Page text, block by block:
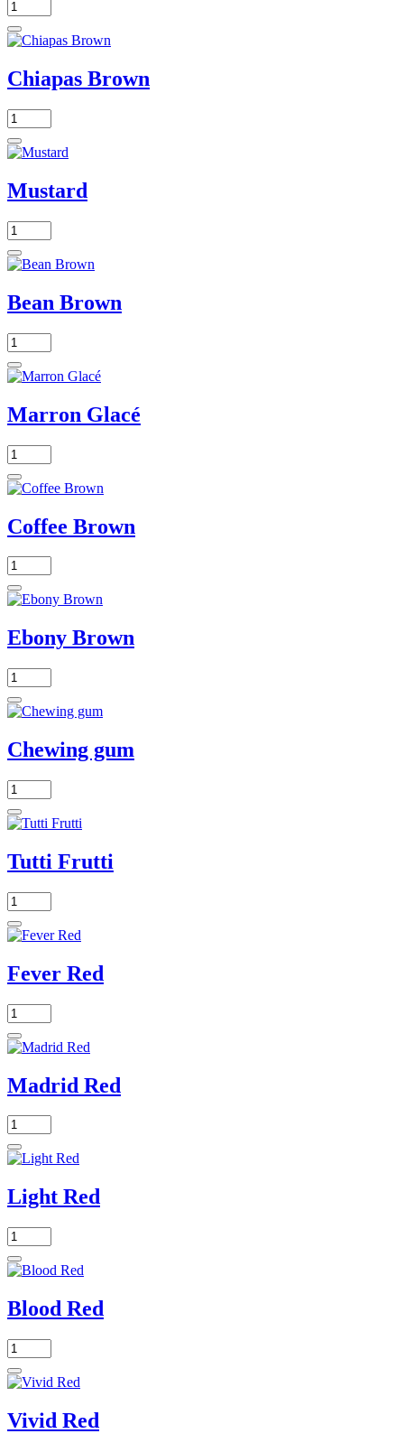
Chiapas Brown
Mustard
Bean Brown
Marron Glacé
Coffee Brown
Ebony Brown
Chewing gum
Tutti Frutti
Fever Red
Madrid Red
Light Red
Blood Red
Vivid Red